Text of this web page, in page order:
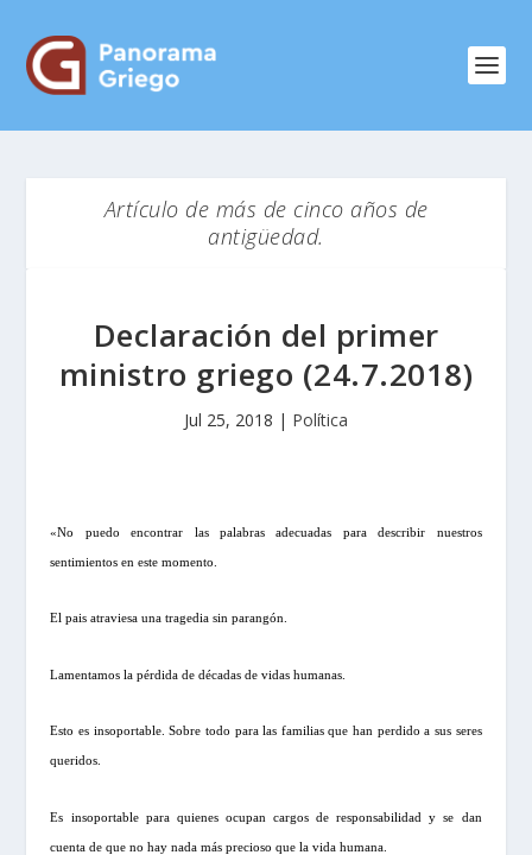
Artículo de más de cinco años de
antigüedad.
Declaración del primer
ministro griego (24.7.2018)
Jul 25, 2018 | Política
«No puedo encontrar las palabras adecuadas para describir nuestros
sentimientos en este momento.
El pais atraviesa una tragedia sin parangón.
Lamentamos la pérdida de décadas de vidas humanas.
Esto es insoportable. Sobre todo para las familias que han perdido a sus seres
queridos.
Es insoportable para quienes ocupan cargos de responsabilidad y se dan
cuenta de que no hay nada más precioso que la vida humana.